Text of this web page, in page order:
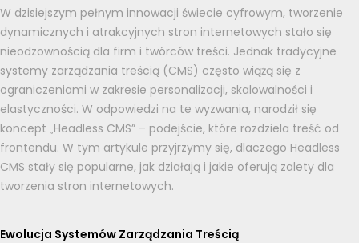
W dzisiejszym pełnym innowacji świecie cyfrowym, tworzenie
dynamicznych i atrakcyjnych stron internetowych stało się
nieodzownością dla firm i twórców treści. Jednak tradycyjne
systemy zarządzania treścią (CMS) często wiążą się z
ograniczeniami w zakresie personalizacji, skalowalności i
elastyczności. W odpowiedzi na te wyzwania, narodził się
koncept „Headless CMS” – podejście, które rozdziela treść od
frontendu. W tym artykule przyjrzymy się, dlaczego Headless
CMS stały się popularne, jak działają i jakie oferują zalety dla
tworzenia stron internetowych.
Ewolucja Systemów Zarządzania Treścią